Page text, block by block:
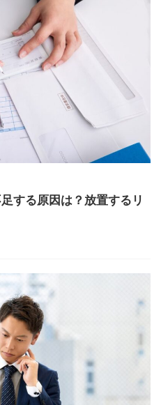
する原因は？放置するリ